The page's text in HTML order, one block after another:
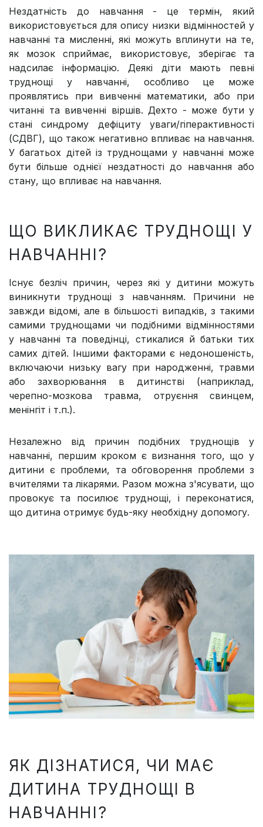
Нездатність до навчання - це термін, який
використовується для опису низки відмінностей у
навчанні та мисленні, які можуть вплинути на те,
як мозок сприймає, використовує, зберігає та
надсилає інформацію. Деякі діти мають певні
труднощі у навчанні, особливо це може
проявлятись при вивченні математики, або при
читанні та вивченні віршів. Дехто - може бути у
стані синдрому дефіциту уваги/гіперактивності
(СДВГ), що також негативно впливає на навчання.
У багатьох дітей із труднощами у навчанні може
бути більше однієї нездатності до навчання або
стану, що впливає на навчання.
ЩО ВИКЛИКАЄ ТРУДНОЩІ У
НАВЧАННІ?
Існує безліч причин, через які у дитини можуть
виникнути труднощі з навчанням. Причини не
завжди відомі, але в більшості випадків, з такими
самими труднощами чи подібними відмінностями
у навчанні та поведінці, стикалися й батьки тих
самих дітей. Іншими факторами є недоношеність,
включаючи низьку вагу при народженні, травми
або захворювання в дитинстві (наприклад,
черепно-мозкова травма, отруєння свинцем,
менінгіт і т.п.).
Незалежно від причин подібних труднощів у
навчанні, першим кроком є визнання того, що у
дитини є проблеми, та обговорення проблеми з
вчителями та лікарями. Разом можна з'ясувати, що
провокує та посилює труднощі, і переконатися,
що дитина отримує будь-яку необхідну допомогу.
ЯК ДІЗНАТИСЯ, ЧИ МАЄ
ДИТИНА ТРУДНОЩІ В
НАВЧАННІ?